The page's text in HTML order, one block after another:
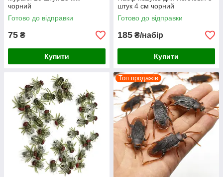
чорний
Готово до відправки
75 ₴
Купити
штук 4 см чорний
Готово до відправки
185 ₴/набір
Купити
Топ продажів